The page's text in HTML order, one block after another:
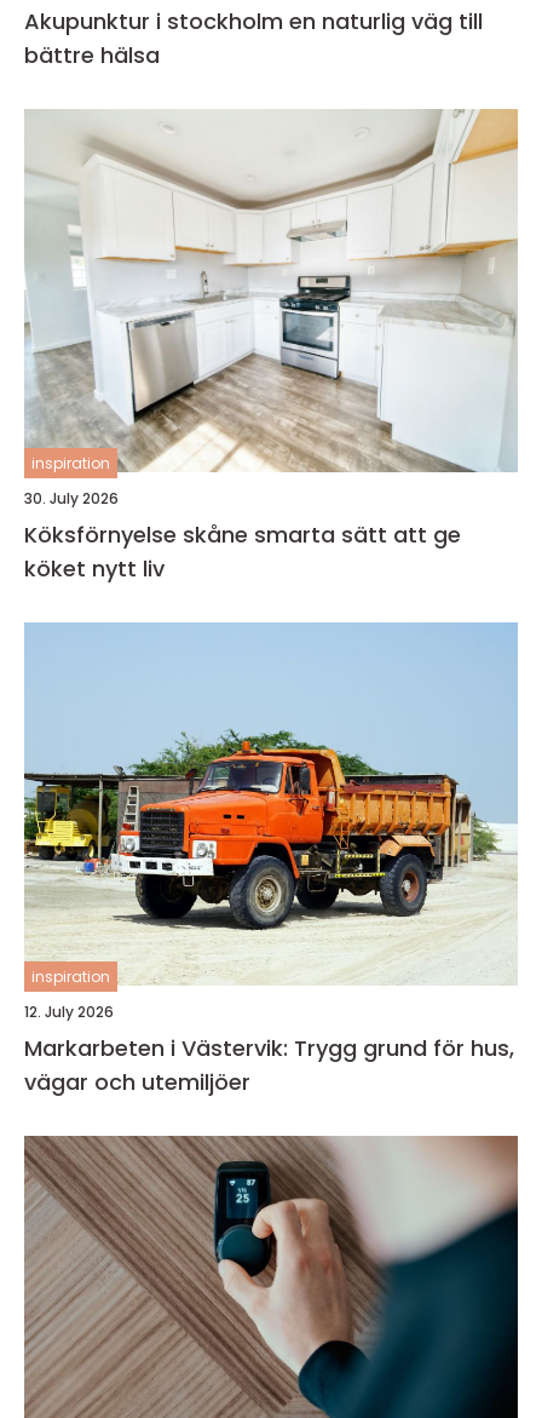
Akupunktur i stockholm en naturlig väg till
bättre hälsa
inspiration
30. July 2026
Köksförnyelse skåne smarta sätt att ge
köket nytt liv
inspiration
12. July 2026
Markarbeten i Västervik: Trygg grund för hus,
vägar och utemiljöer